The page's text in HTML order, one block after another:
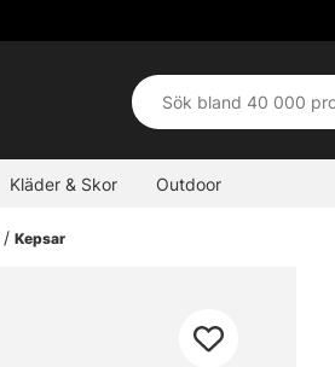
Kläder & Skor Outdoor
Kepsar